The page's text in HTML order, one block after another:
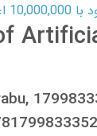
کنید